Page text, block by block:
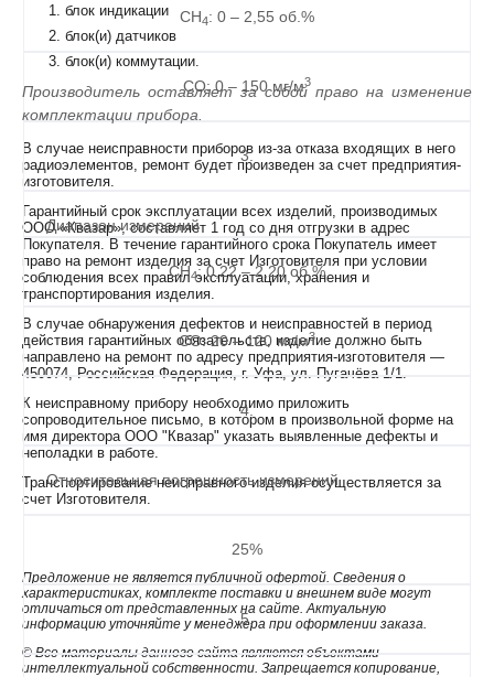
CH4: 0 – 2,55 об.%
CO: 0 – 150 мг/м3
3.
Диапазон измерений
CH4: 0,22 – 2,20 об.%
CO: 20 – 120 мг/м3
4.
Относительная погрешность измерений
25%
5.
блок индикации
блок(и) датчиков
блок(и) коммутации.
Производитель оставляет за собой право на изменение
комплектации прибора.
В случае неисправности приборов из-за отказа входящих в него
радиоэлементов, ремонт будет произведен за счет предприятия-
изготовителя.
Гарантийный срок эксплуатации всех изделий, производимых
ООО «Квазар», составляет 1 год со дня отгрузки в адрес
Покупателя. В течение гарантийного срока Покупатель имеет
право на ремонт изделия за счет Изготовителя при условии
соблюдения всех правил эксплуатации, хранения и
транспортирования изделия.
В случае обнаружения дефектов и неисправностей в период
действия гарантийных обязательств, изделие должно быть
направлено на ремонт по адресу предприятия-изготовителя —
450074, Российская Федерация, г. Уфа, ул. Пугачёва 1/1.
К неисправному прибору необходимо приложить
сопроводительное письмо, в котором в произвольной форме на
имя директора ООО "Квазар" указать выявленные дефекты и
неполадки в работе.
Транспортирование неисправного изделия осуществляется за
счет Изготовителя.
Предложение не является публичной офертой. Сведения о
характеристиках, комплекте поставки и внешнем виде могут
отличаться от представленных на сайте. Актуальную
информацию уточняйте у менеджера при оформлении заказа.
© Все материалы данного сайта являются объектами
интеллектуальной собственности. Запрещается копирование,